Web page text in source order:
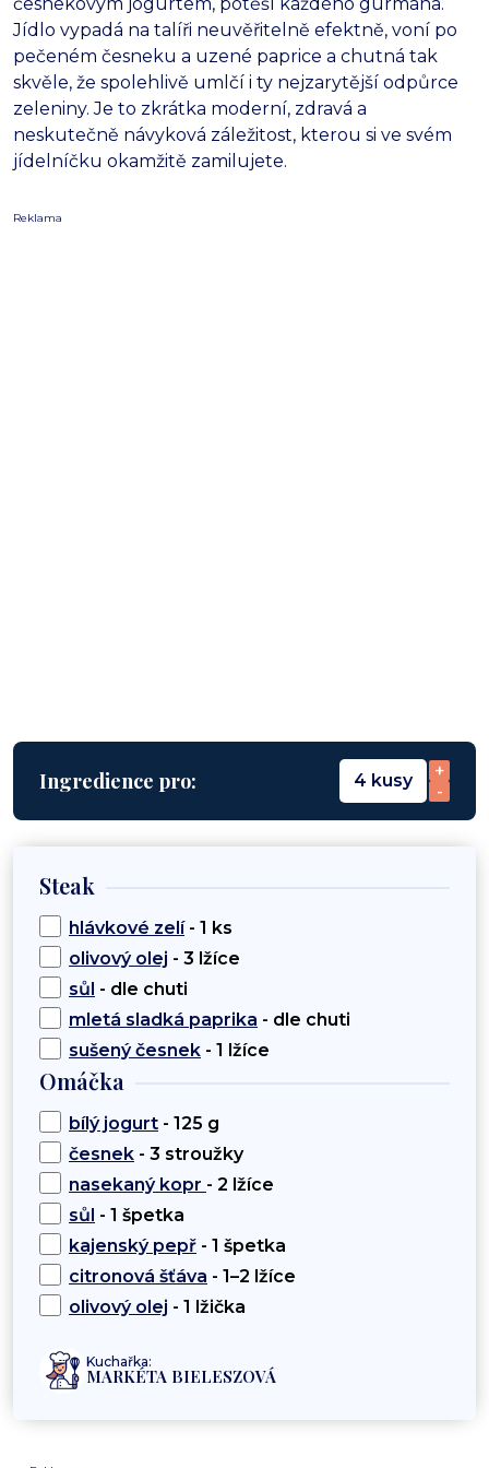
česnekovým jogurtem, potěší každého gurmána.
Jídlo vypadá na talíři neuvěřitelně efektně, voní po
pečeném česneku a uzené paprice a chutná tak
skvěle, že spolehlivě umlčí i ty nejzarytější odpůrce
zeleniny. Je to zkrátka moderní, zdravá a
neskutečně návyková záležitost, kterou si ve svém
jídelníčku okamžitě zamilujete.
Reklama
Ingredience pro: 4 kusy
+
-
Steak
hlávkové zelí- 1 ks
olivový olej - 3 lžíce
sůl - dle chuti
mletá sladká paprika - dle chuti
sušený česnek - 1 lžíce
Omáčka
bílý jogurt - 125 g
česnek - 3 stroužky
nasekaný kopr - 2 lžíce
sůl - 1 špetka
kajenský pepř - 1 špetka
citronová šťáva - 1–2 lžíce
olivový olej - 1 lžička
Kuchařka:
MARKÉTA BIELESZOVÁ